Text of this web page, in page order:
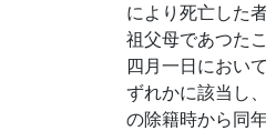
により死亡した
祖父母であつた
四月一日におい
ずれかに該当し
の除籍時から同